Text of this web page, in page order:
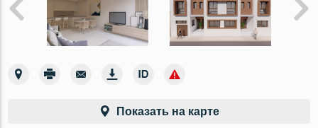
Показать на карте